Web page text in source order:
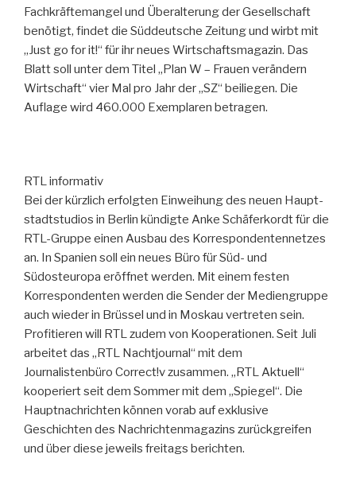
Fachkräftemangel und Überalterung der Gesellschaft
benötigt, findet die Süddeutsche Zeitung und wirbt mit
„Just go for it!“ für ihr neues Wirtschaftsmagazin. Das
Blatt soll unter dem Titel „Plan W – Frauen verändern
Wirtschaft“ vier Mal pro Jahr der „SZ“ beiliegen. Die
Auflage wird 460.000 Exemplaren betragen.
RTL informativ
Bei der kürzlich erfolgten Einweihung des neuen Haupt-
stadtstudios in Berlin kündigte Anke Schäferkordt für die
RTL-Gruppe einen Ausbau des Korrespondentennetzes
an. In Spanien soll ein neues Büro für Süd- und
Südosteuropa eröffnet werden. Mit einem festen
Korrespondenten werden die Sender der Mediengruppe
auch wieder in Brüssel und in Moskau vertreten sein.
Profitieren will RTL zudem von Kooperationen. Seit Juli
arbeitet das „RTL Nachtjournal“ mit dem
Journalistenbüro Correct!v zusammen. „RTL Aktuell“
kooperiert seit dem Sommer mit dem „Spiegel“. Die
Hauptnachrichten können vorab auf exklusive
Geschichten des Nachrichtenmagazins zurückgreifen
und über diese jeweils freitags berichten.